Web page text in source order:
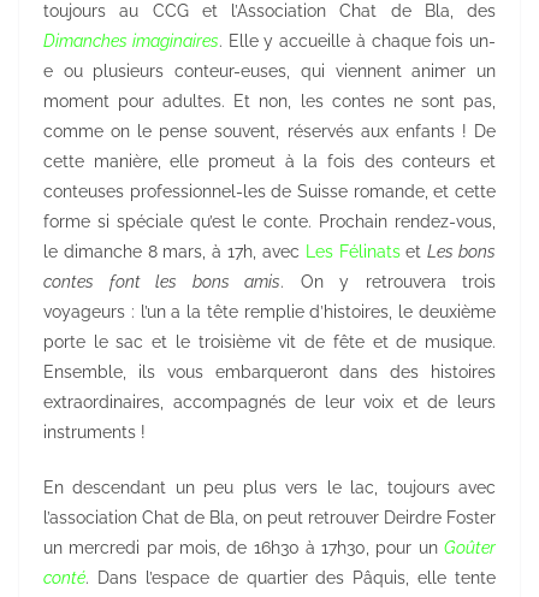
toujours au CCG et l’Association Chat de Bla, des
Dimanches imaginaires. Elle y accueille à chaque fois un-
e ou plusieurs conteur-euses, qui viennent animer un
moment pour adultes. Et non, les contes ne sont pas,
comme on le pense souvent, réservés aux enfants ! De
cette manière, elle promeut à la fois des conteurs et
conteuses professionnel-les de Suisse romande, et cette
forme si spéciale qu’est le conte. Prochain rendez-vous,
le dimanche 8 mars, à 17h, avec Les FélinatsetLes bons
contes font les bons amis. On y retrouvera trois
voyageurs : l’un a la tête remplie d’histoires, le deuxième
porte le sac et le troisième vit de fête et de musique.
Ensemble, ils vous embarqueront dans des histoires
extraordinaires, accompagnés de leur voix et de leurs
instruments !
En descendant un peu plus vers le lac, toujours avec
l’association Chat de Bla, on peut retrouver Deirdre Foster
un mercredi par mois, de 16h30 à 17h30, pour un Goûter
conté. Dans l’espace de quartier des Pâquis, elle tente